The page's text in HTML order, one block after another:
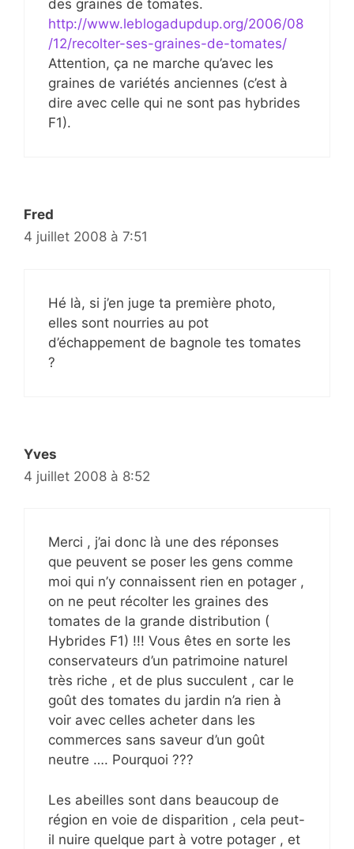
des graines de tomates.
http://www.leblogadupdup.org/2006/08
/12/recolter-ses-graines-de-tomates/
Attention, ça ne marche qu’avec les
graines de variétés anciennes (c’est à
dire avec celle qui ne sont pas hybrides
F1).
Fred
4 juillet 2008 à 7:51
Hé là, si j’en juge ta première photo,
elles sont nourries au pot
d’échappement de bagnole tes tomates
?
Yves
4 juillet 2008 à 8:52
Merci , j’ai donc là une des réponses
que peuvent se poser les gens comme
moi qui n’y connaissent rien en potager ,
on ne peut récolter les graines des
tomates de la grande distribution (
Hybrides F1) !!! Vous êtes en sorte les
conservateurs d’un patrimoine naturel
très riche , et de plus succulent , car le
goût des tomates du jardin n’a rien à
voir avec celles acheter dans les
commerces sans saveur d’un goût
neutre …. Pourquoi ???
Les abeilles sont dans beaucoup de
région en voie de disparition , cela peut-
il nuire quelque part à votre potager , et